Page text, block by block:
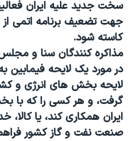
آرشیو پخش زنده
مجموعه مستندهای دادخواهی
تریبونال مردمی آبان ۹۸
دادگاه حمید نوری
چهل سال گروگان‌گیری
قانون شفافیت دارائی کادر
اعتراضات مردمی آبان ۹۸
اسرائیل در جنگ
سخت جدید علیه ایران
جهت تضعیف برنامه اتمی از
کاسته شود.
مذاکره کنندگان سنا و مجلس
در مورد یک لایحه فیمابین
لایحه بخش های انرژی و
گرفت، و هر کسی را که با
ایران همکاری کند، یا کالا،
صنعت نفت و گاز کشور